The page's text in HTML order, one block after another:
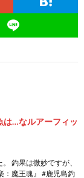
は…なルアーフィッ
釣果は微妙ですが、
：魔王魂』 #鹿児島釣